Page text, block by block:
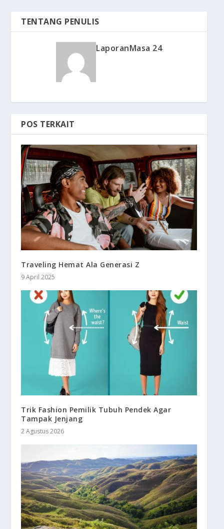
TENTANG PENULIS
LaporanMasa 24
POS TERKAIT
Traveling Hemat Ala Generasi Z
9 April 2025
Trik Fashion Pemilik Tubuh Pendek Agar
Tampak Jenjang
2 Agustus 2026